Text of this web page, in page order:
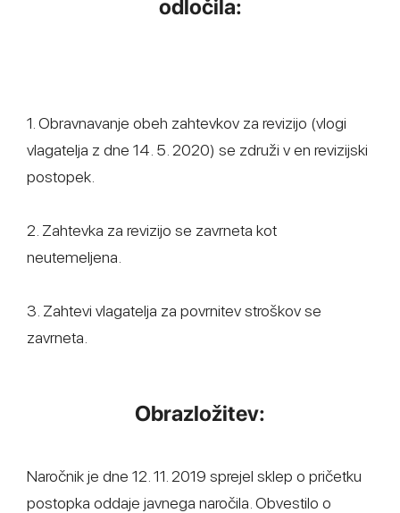
odločila:
1. Obravnavanje obeh zahtevkov za revizijo (vlogi
vlagatelja z dne 14. 5. 2020) se združi v en revizijski
postopek.
2. Zahtevka za revizijo se zavrneta kot
neutemeljena.
3. Zahtevi vlagatelja za povrnitev stroškov se
zavrneta.
Obrazložitev:
Naročnik je dne 12. 11. 2019 sprejel sklep o pričetku
postopka oddaje javnega naročila. Obvestilo o